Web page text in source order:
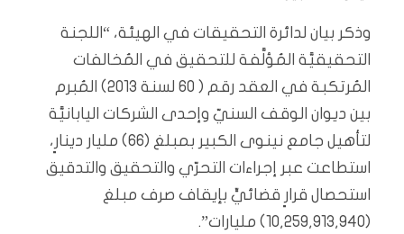
وذكر بيان لدائرة التحقيقات في الهيئة، “اللجنة
التحقيقيَّة المُؤلَّفة للتحقيق في المُخالفات
المُرتكبة في العقد رقم ( 60 لسنة 2013) المُبرم
بين ديوان الوقف السنيّ وإحدى الشركات اليابانيَّة
لتأهيل جامع نينوى الكبير بمبلغ (66) مليار دينارٍ،
استطاعت عبر إجراءات التحرّي والتحقيق والتدقيق
استحصال قرارٍ قضائيٍّ بإيقاف صرف مبلغ
(10,259,913,940) مليارات”.